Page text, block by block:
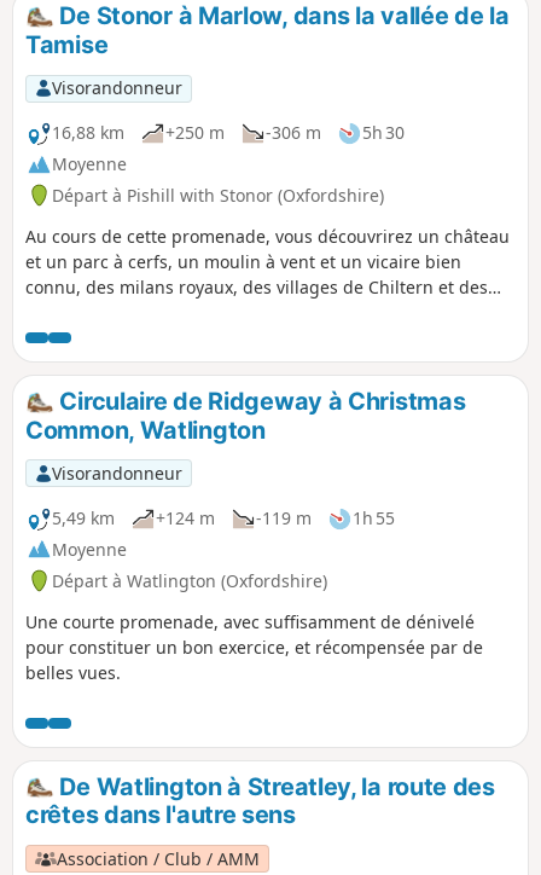
De Stonor à Marlow, dans la vallée de la
Tamise
Visorandonneur
16,88 km
+250 m -306 m
5h 30
Moyenne
Départ à Pishill with Stonor (Oxfordshire)
Au cours de cette promenade, vous découvrirez un château
et un parc à cerfs, un moulin à vent et un vicaire bien
connu, des milans royaux, des villages de Chiltern et des
régates.
Circulaire de Ridgeway à Christmas
Common, Watlington
Visorandonneur
5,49 km
+124 m -119 m
1h 55
Moyenne
Départ à Watlington (Oxfordshire)
Une courte promenade, avec suffisamment de dénivelé
pour constituer un bon exercice, et récompensée par de
belles vues.
De Watlington à Streatley, la route des
crêtes dans l'autre sens
Association / Club / AMM